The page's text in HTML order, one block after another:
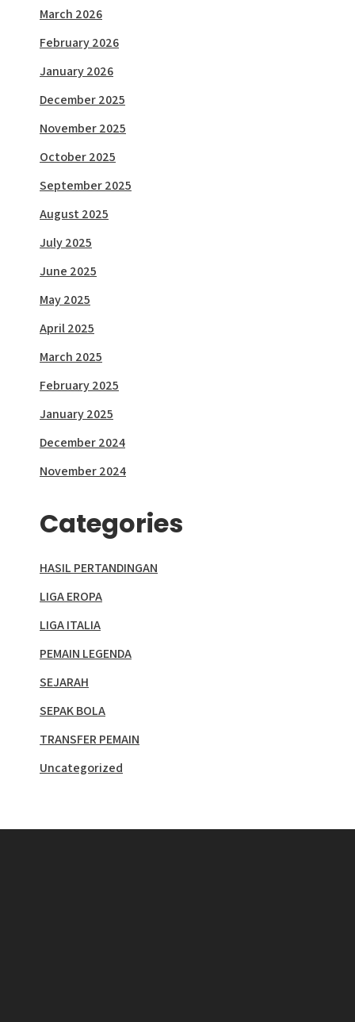
March 2026
February 2026
January 2026
December 2025
November 2025
October 2025
September 2025
August 2025
July 2025
June 2025
May 2025
April 2025
March 2025
February 2025
January 2025
December 2024
November 2024
Categories
HASIL PERTANDINGAN
LIGA EROPA
LIGA ITALIA
PEMAIN LEGENDA
SEJARAH
SEPAK BOLA
TRANSFER PEMAIN
Uncategorized